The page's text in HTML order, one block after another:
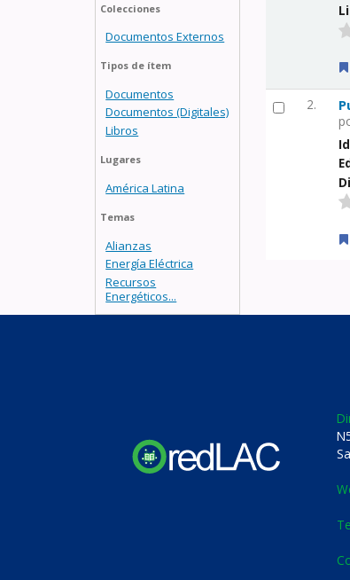
Colecciones
Documentos Externos
Tipos de ítem
Documentos
Documentos (Digitales)
Libros
Lugares
América Latina
Temas
Alianzas
Energía Eléctrica
Recursos
Energéticos...
2.